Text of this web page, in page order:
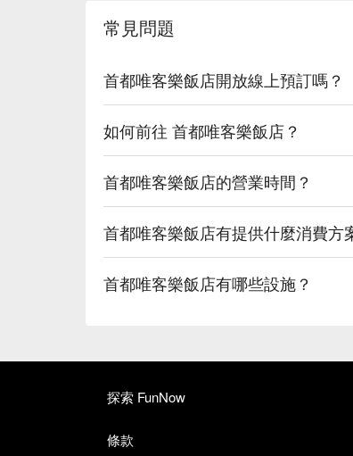
常見問題
首都唯客樂飯店開放線上預訂嗎？
如何前往 首都唯客樂飯店？
首都唯客樂飯店的營業時間？
首都唯客樂飯店有提供什麼消費方
首都唯客樂飯店有哪些設施？
探索 FunNow
條款